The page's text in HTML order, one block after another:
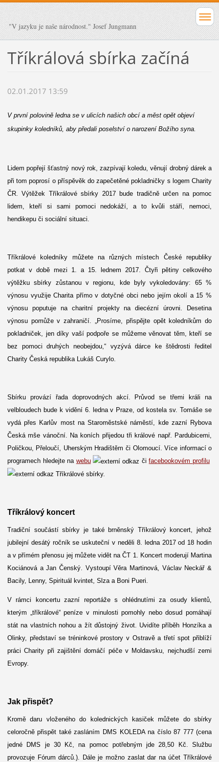
"V jazyku je naše národnost." Josef Jungmann
Tříkrálová sbírka začíná
02.01.2017 13:59
V první polovině ledna se v ulicích našich obcí a měst opět objeví
skupinky koledníků, aby předali poselství o narození Božího syna.
Lidem popřejí šťastný nový rok, zazpívají koledu, věnují drobný dárek a
při tom poprosí o příspěvěk do zapečetěné pokladničky s logem Charity
ČR. Výtěžek Tříkrálové sbírky 2017 bude tradičně určen na pomoc
lidem, kteří si sami pomoci nedokáží, a to kvůli stáří, nemoci,
hendikepu či sociální situaci.
Tříkrálové koledníky můžete na různých místech České republiky
potkat v době mezi 1. a 15. lednem 2017. Čtyři pětiny celkového
výtěžku sbírky zůstanou v regionu, kde byly vykoledovány: 65 %
výnosu využije Charita přímo v dotyčné obci nebo jejím okolí a 15 %
výnosu poputuje na charitní projekty na diecézní úrovni. Desetina
výnosu pomůže v zahraničí. „Prosíme, přispějte opět koledníkům do
pokladniček, jen díky vaší podpoře se můžeme věnovat těm, kteří se
bez pomoci druhých neobejdou,“ vyzývá dárce ke štědrosti ředitel
Charity Česká republika Lukáš Curylo.
Sbírku provází řada doprovodných akcí. Průvod se třemi králi na
velbloudech bude k vidění 6. ledna v Praze, od kostela sv. Tomáše se
vydá přes Karlův most na Staroměstské náměstí, kde zazní Rybova
Česká mše vánoční. Na koních přijedou tři králové např. Pardubicemi,
Poličkou, Přeloučí, Uherským Hradištěm či Olomoucí. Více informací o
programech hledejte na webu čifacebookovém profilu
Tříkrálové sbírky.
Tříkrálový koncert
Tradiční součástí sbírky je také brněnský Tříkrálový koncert, jehož
jubilejní desátý ročník se uskuteční v neděli 8. ledna 2017 od 18 hodin
a v přímém přenosu jej můžete vidět na ČT 1. Koncert moderují Martina
Kociánová a Jan Čenský. Vystoupí Věra Martinová, Václav Neckář &
Bacily, Lenny, Spirituál kvintet, Slza a Boni Pueri.
V rámci koncertu zazní reportáže s ohlédnutími za osudy klientů,
kterým „tříkrálové“ peníze v minulosti pomohly nebo dosud pomáhají
stát na vlastních nohou a žít důstojný život. Uvidíte příběh Honzíka a
Olinky, představí se tréninkové prostory v Ostravě a třetí spot přiblíží
práci Charity při zajištění domáčí péče v Moldavsku, nejchudší zemi
Evropy.
Jak přispět?
Kromě daru vloženého do kolednických kasiček můžete do sbírky
celoročně přispět také zasláním DMS KOLEDA na číslo 87 777 (cena
jedné DMS je 30 Kč, na pomoc potřebným jde 28,50 Kč. Službu
provozuje Fórum dárců.). Dále je možno zaslat dar na účet Tříkrálové